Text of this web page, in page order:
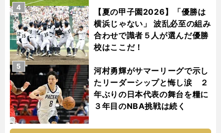
【夏の甲子園2026】「優勝は
横浜じゃない」 波乱必至の組み
合わせで識者５人が選んだ優勝
校はここだ！
4
河村勇輝がサマーリーグで示し
たリーダーシップと悔し涙 ２
年ぶりの日本代表の舞台を糧に
３年目のNBA挑戦は続く
5